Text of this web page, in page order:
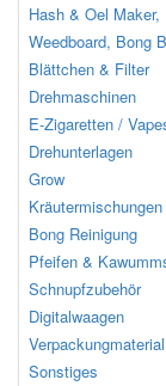
Hash & Oel
Weedboard, Bong
Blättchen & Filter
Drehmaschinen
E-Zigaretten /
Drehunterlagen
Grow
Bong Reinigung
Pfeifen &
Schnupfzubehör
Digitalwaagen
Sonstiges